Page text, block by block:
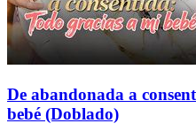
De abandonada a
bebé (Doblado)